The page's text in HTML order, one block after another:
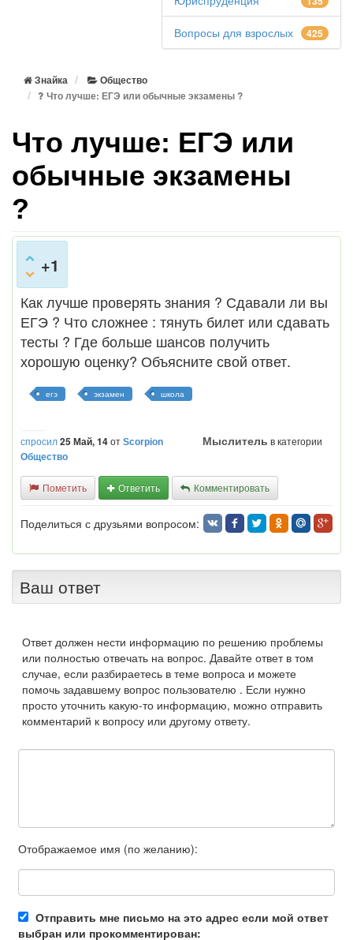
Вопросы для взрослых 425
Знайка
Общество
Что лучше: ЕГЭ или обычные экзамены ?
Что лучше: ЕГЭ или
обычные экзамены
?
+1
Как лучше проверять знания ? Сдавали ли вы
ЕГЭ ? Что сложнее : тянуть билет или сдавать
тесты ? Где больше шансов получить
хорошую оценку? Объясните свой ответ.
егэ экзамен школа
спросил25 Май, 14от Scorpion Мыслитель в категории
Общество
Пометить Ответить Комментировать
Поделиться с друзьями вопросом:
Ваш ответ
Ответ должен нести информацию по решению проблемы
или полностью отвечать на вопрос. Давайте ответ в том
случае, если разбираетесь в теме вопроса и можете
помочь задавшему вопрос пользователю . Если нужно
просто уточнить какую-то информацию, можно отправить
комментарий к вопросу или другому ответу.
Отображаемое имя (по желанию):
Отправить мне письмо на это адрес если мой ответ
выбран или прокомментирован: